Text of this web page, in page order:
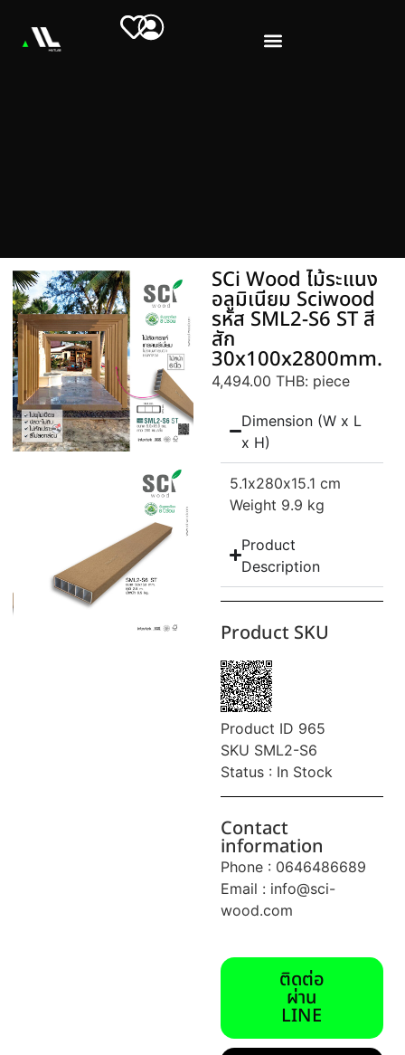
SCi Wood ไม้ระแนง
อลูมิเนียม Sciwood
รหัส SML2-S6 ST สี
สัก
30x100x2800mm.
4,494.00 THB: piece
Dimension (W x L
x H)
5.1x280x15.1 cm
Weight 9.9 kg
Product
Description
Product SKU
Product ID 965
SKU SML2-S6
Status : In Stock
Contact
information
Phone : 0646486689
Email : info@sci-
wood.com
ติดต่อ
ผ่าน
LINE